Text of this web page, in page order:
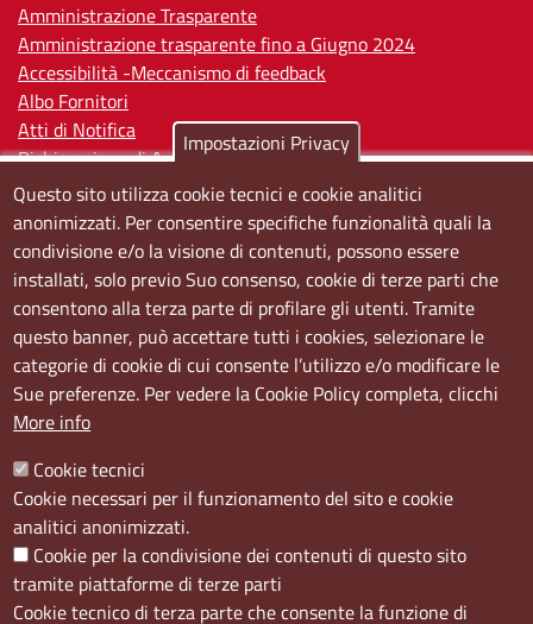
Amministrazione Trasparente
Amministrazione trasparente fino a Giugno 2024
Accessibilità -Meccanismo di feedback
Albo Fornitori
Atti di Notifica
Dichiarazione di Accessibilità
Sedi e orari
Sede Centrale:
Via S. Aspreno, 2, 80133 Napoli NA
Sede Secondaria:
Corso Meridionale, 58 80143 Napoli NA
Orari
Il venerdì dalle ore 8.50 alle ore 11.00
Social
Impostazioni Privacy
Questo sito utilizza cookie tecnici e cookie analitici
anonimizzati. Per consentire specifiche funzionalità quali la
condivisione e/o la visione di contenuti, possono essere
installati, solo previo Suo consenso, cookie di terze parti che
consentono alla terza parte di profilare gli utenti. Tramite
questo banner, può accettare tutti i cookies, selezionare le
categorie di cookie di cui consente l’utilizzo e/o modificare le
Sue preferenze. Per vedere la Cookie Policy completa, clicchi
More info
Cookie tecnici
Cookie necessari per il funzionamento del sito e cookie
analitici anonimizzati.
Cookie per la condivisione dei contenuti di questo sito
tramite piattaforme di terze parti
Cookie tecnico di terza parte che consente la funzione di